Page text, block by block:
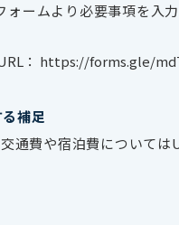
ームより必要事項を入
： https://forms.gle/
補足
通費や宿泊費については